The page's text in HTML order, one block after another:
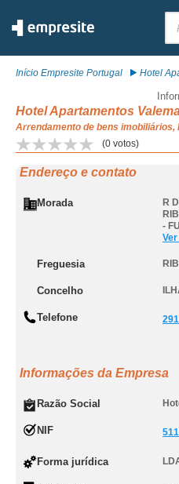
Início Empresite Portugal Hotel
Hotel Apartamentos
Arrendamento de bens imobiliários,
(0 votos)
Endereço e contato
Morada R
-
Freguesia
Concelho
Telefone
Informações da Empresa
Razão Social
NIF
Forma jurídica